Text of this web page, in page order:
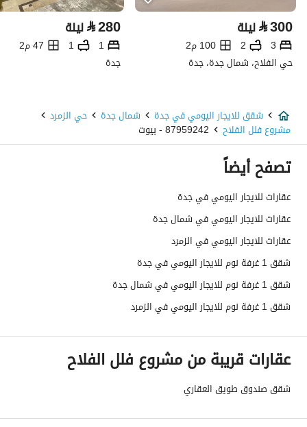
⃁300 ليلة
3
2
100 م2
حي الفلاح، شمال جدة، جدة
⃁280 ليلة
1
1
47 م2
جدة
شقق للايجار اليومي في جدة شمال جدة حي الزمرد
مشروع فلل الفلاح 87959242 - بيوت
تصفح أيضاً
عقارات للايجار اليومي في جدة
عقارات للايجار اليومي في شمال جدة
عقارات للايجار اليومي في الزمرد
شقق 1 غرفة نوم للايجار اليومي في جدة
شقق 1 غرفة نوم للايجار اليومي في شمال جدة
شقق 1 غرفة نوم للايجار اليومي في الزمرد
عقارات قريبة من مشروع فلل الفلاح
شقق صندوق طويق العقاري